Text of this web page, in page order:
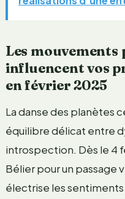
Les
influencent vos
en février 2025
La danse des planètes
équilibre délicat entre
introspection. Dès le 4
Bélier pour un passage
électrise les